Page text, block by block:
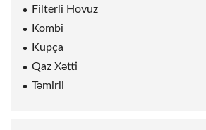
Filterli Hovuz
Kombi
Kupça
Qaz Xətti
Təmirli